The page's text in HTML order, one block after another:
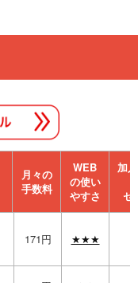
月々の
手数料
WEB
の使い
やすさ
加
セ
171円 ★★★